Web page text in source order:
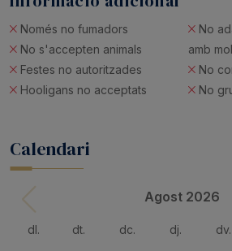
Només no fumadors
No s'accepten animals
Festes no autoritzades
Hooligans no acceptats
amb
No
No
Calendari
Agost 2026
dl. dt. dc. dj. dv.